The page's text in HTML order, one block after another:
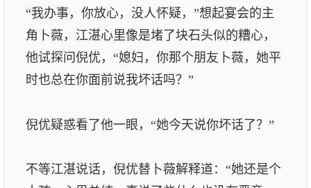
“我办事，你放心，没人怀疑，”想起宴会的主
角卜薇，江湛心里像是堵了块石头似的糟心，
他试探问倪优，“媳妇，你那个朋友卜薇，她平
时也总在你面前说我坏话吗？”
倪优疑惑看了他一眼，“她今天说你坏话了？”
不等江湛说话，倪优替卜薇解释道：“她还是个